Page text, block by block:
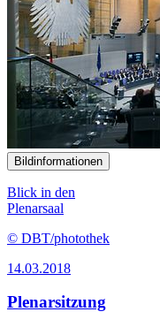
Bildinformationen
Blick in den
Plenarsaal
© DBT/photothek
14.03.2018
Plenarsitzung